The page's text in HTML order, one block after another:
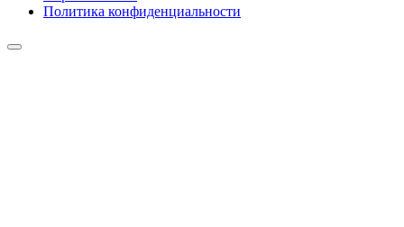
Политика конфиденциальности